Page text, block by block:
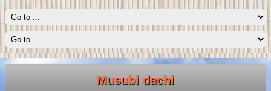
Musubi dachi